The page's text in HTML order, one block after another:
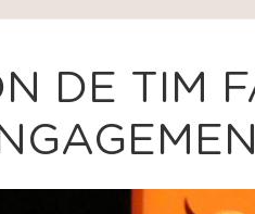
DE TIM